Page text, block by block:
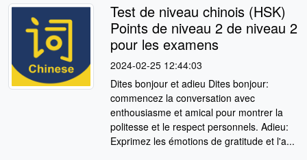
Test de niveau chinois (HSK)
Points de niveau 2 de niveau 2
pour les examens
2024-02-25 12:44:03
Dites bonjour et adieu Dites bonjour:
commencez la conversation avec
enthousiasme et amical pour montrer la
politesse et le respect personnels. Adieu:
Exprimez les émotions de gratitude et l'a...